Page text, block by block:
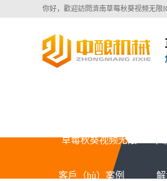
你好，歡迎訪問濟南草莓秋葵视频无限
草莓秋葵视频无限IOS下
客戶（hù）案例